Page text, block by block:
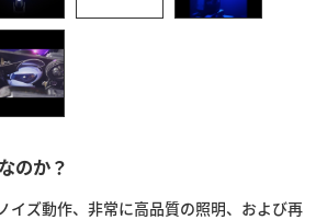
のか？
イズ動作、非常に高品質の照明、および再